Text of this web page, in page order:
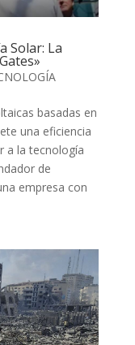
Solar: La
basadas en
una eficiencia
a la tecnología
de
empresa con